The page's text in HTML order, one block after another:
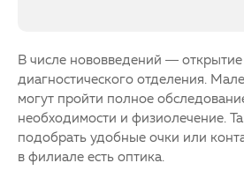
В числе нововведений — открытие
диагностического отделения.
могут пройти полное
необходимости и физиолечение.
подобрать удобные очки или
в филиале есть оптика.